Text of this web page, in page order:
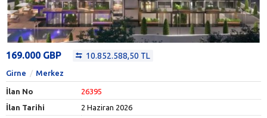
169.000 GBP 10.852.588,50 TL
Girne Merkez
İlan No
26395
İlan Tarihi
2 Haziran 2026